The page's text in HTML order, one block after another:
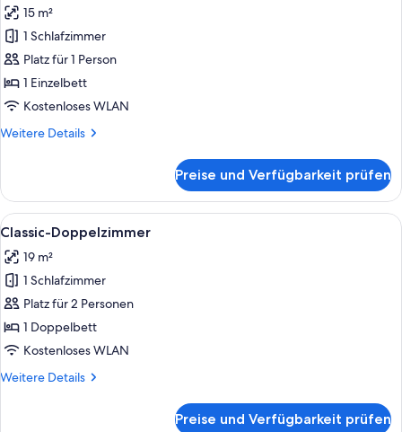
für
Einzelzimmer
anzeigen
15 m²
1 Schlafzimmer
Platz für 1 Person
1 Einzelbett
Kostenloses WLAN
Weitere Details
Weitere
Preise und Verfügbarkeit prüfen
Alle
Fotos
für
Classic-
Doppelzimmer
anzeigen
Ein Hotelzimmer mit einem großen
20
Classic-Doppelzimmer
19 m²
1 Schlafzimmer
Platz für 2 Personen
1 Doppelbett
Kostenloses WLAN
Weitere Details
Weitere
Preise und Verfügbarkeit prüfen